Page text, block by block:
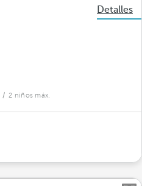
Detalles
/ 2 niños máx.